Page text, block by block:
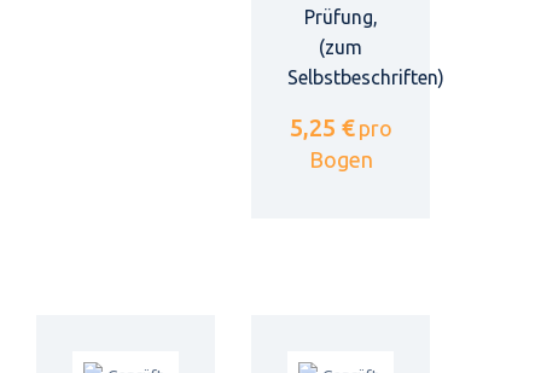
Prüfung,
(zum
Selbstbeschriften)
5,25 € pro
Bogen